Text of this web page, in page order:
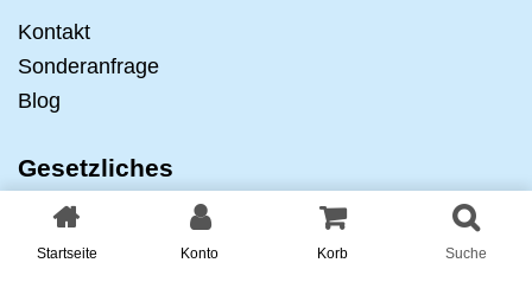
Kontakt
Sonderanfrage
Blog
Gesetzliches
Datenschutzerklärung
AGB
Startseite Konto Korb Suche